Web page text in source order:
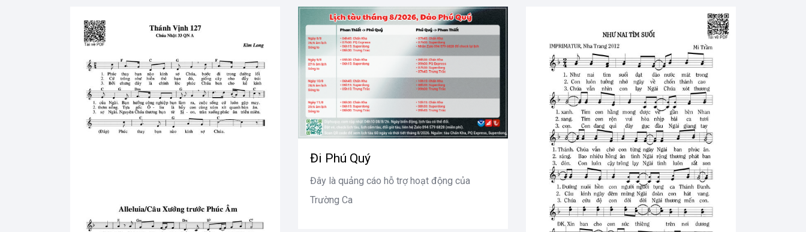
Đi Phú Quý
Đây là quảng cáo hỗ trợ hoạt động của
Trường Ca